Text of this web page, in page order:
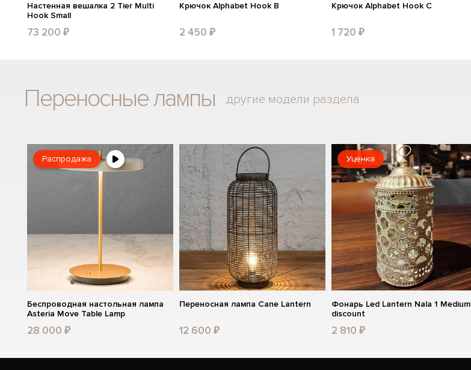
Настенная вешалка 2 Tier Multi
Hook Small
73 200 ₽
Крючок Alphabet Hook B
2 450 ₽
Крючок Alphabet Hook C
1 720 ₽
Переносные лампы другие модели раздела
Распродажа
Беспроводная настольная лампа
Asteria Move Table Lamp
28 000 ₽
Переносная лампа Cane Lantern
12 600 ₽
Уценка
Фонарь Led Lantern Nala 1 Medium
discount
2 810 ₽